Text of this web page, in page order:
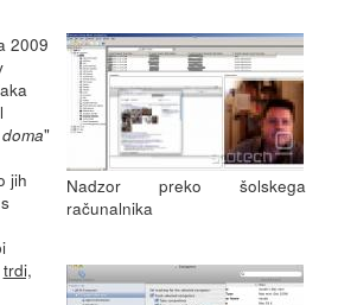
Nadzor preko šolskega
računalnika
2009
"
jih
trdi,